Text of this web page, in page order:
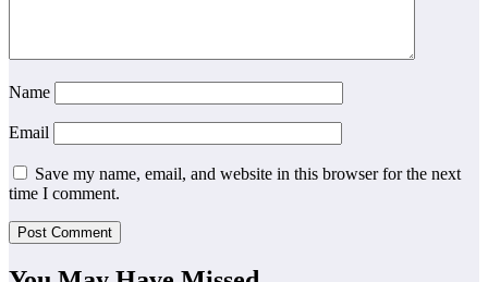
Name
Email
Save my name, email, and website in this browser for the next
time I comment.